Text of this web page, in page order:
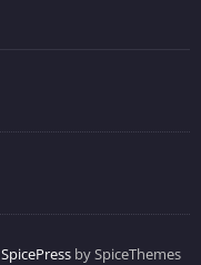
SpicePressby SpiceThemes